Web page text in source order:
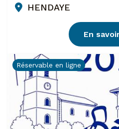
HENDAYE
En
Réservable en ligne